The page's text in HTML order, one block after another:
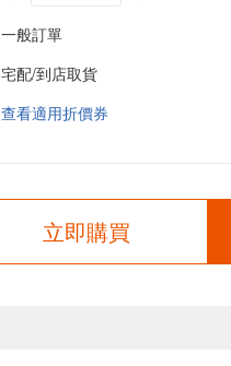
一般訂單
宅配/到店取貨
查看適用折價券
立即購買